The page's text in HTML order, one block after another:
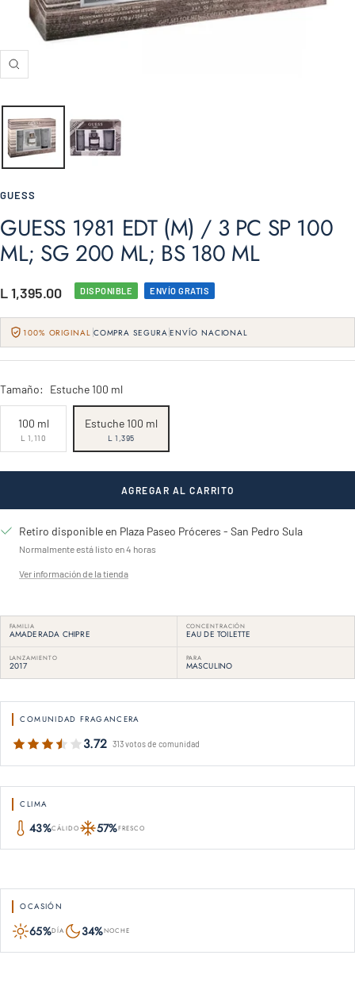
Zoom
GUESS
GUESS 1981 EDT (M) / 3 PC SP 100
ML; SG 200 ML; BS 180 ML
Precio
de
venta
L 1,395.00 DISPONIBLE ENVÍO GRATIS
100% ORIGINAL COMPRA SEGURA ENVÍO NACIONAL
Tamaño: Estuche 100 ml
100 ml
L 1,110
Estuche 100 ml
L 1,395
AGREGAR AL CARRITO
Retiro disponible en Plaza Paseo Próceres - San Pedro Sula
Normalmente está listo en 4 horas
Ver información de la tienda
FAMILIA
AMADERADA CHIPRE
CONCENTRACIÓN
EAU DE TOILETTE
LANZAMIENTO
2017
PARA
MASCULINO
COMUNIDAD FRAGANCERA
3.72 313 votos de comunidad
CLIMA
43%CÁLIDO 57%FRESCO
OCASIÓN
65%DÍA 34%NOCHE